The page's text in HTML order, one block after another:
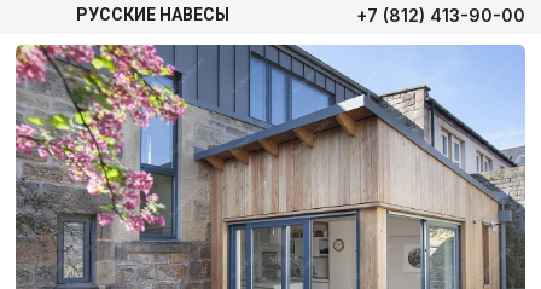
РУССКИЕ НАВЕСЫ +7 (812) 413-90-00